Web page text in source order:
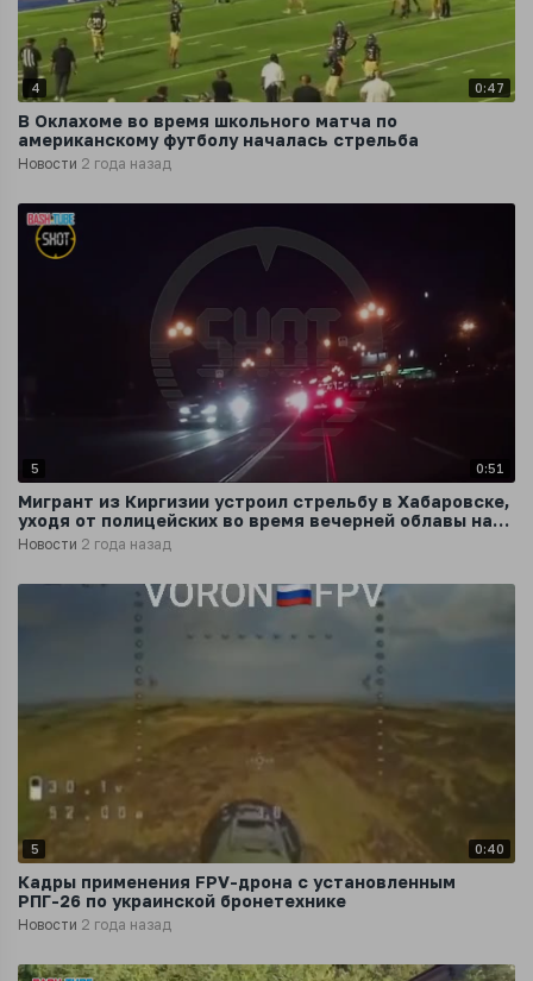
4 0:47
В Оклахоме во время школьного матча по
американскому футболу началась стрельба
Новости 2 года назад
5 0:51
Мигрант из Киргизии устроил стрельбу в Хабаровске,
уходя от полицейских во время вечерней облавы на
нелегалов
Новости 2 года назад
5 0:40
Кадры применения FPV-дрона с установленным
РПГ-26 по украинской бронетехнике
Новости 2 года назад